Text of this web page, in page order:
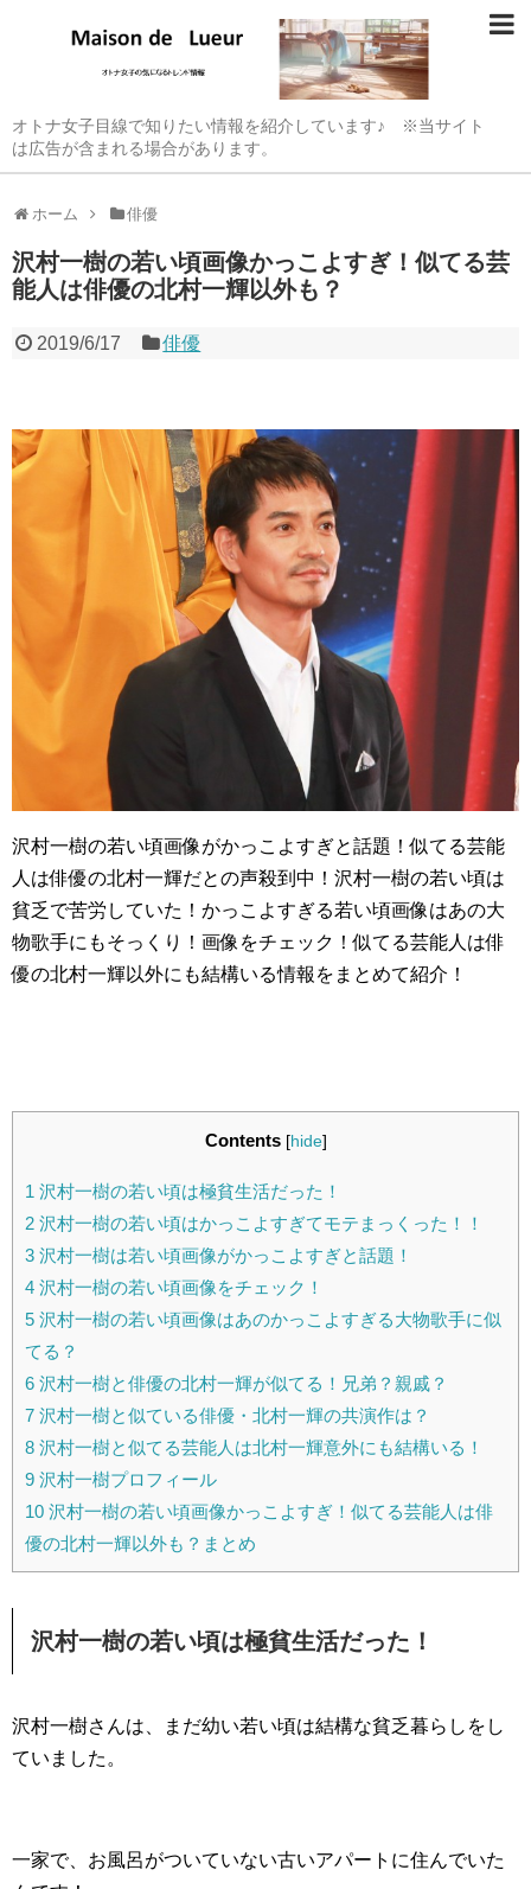
オトナ女子目線で知りたい情報を紹介しています♪ ※当サイト
は広告が含まれる場合があります。
ホーム 俳優
沢村一樹の若い頃画像かっこよすぎ！似てる芸
能人は俳優の北村一輝以外も？
2019/6/17 俳優
沢村一樹の若い頃画像がかっこよすぎと話題！似てる芸能
人は俳優の北村一輝だとの声殺到中！沢村一樹の若い頃は
貧乏で苦労していた！かっこよすぎる若い頃画像はあの大
物歌手にもそっくり！画像をチェック！似てる芸能人は俳
優の北村一輝以外にも結構いる情報をまとめて紹介！
Contents [hide]
1 沢村一樹の若い頃は極貧生活だった！
2 沢村一樹の若い頃はかっこよすぎてモテまっくった！！
3 沢村一樹は若い頃画像がかっこよすぎと話題！
4 沢村一樹の若い頃画像をチェック！
5 沢村一樹の若い頃画像はあのかっこよすぎる大物歌手に似
てる？
6 沢村一樹と俳優の北村一輝が似てる！兄弟？親戚？
7 沢村一樹と似ている俳優・北村一輝の共演作は？
8 沢村一樹と似てる芸能人は北村一輝意外にも結構いる！
9 沢村一樹プロフィール
10 沢村一樹の若い頃画像かっこよすぎ！似てる芸能人は俳
優の北村一輝以外も？まとめ
沢村一樹の若い頃は極貧生活だった！
沢村一樹さんは、まだ幼い若い頃は結構な貧乏暮らしをし
ていました。
一家で、お風呂がついていない古いアパートに住んでいた